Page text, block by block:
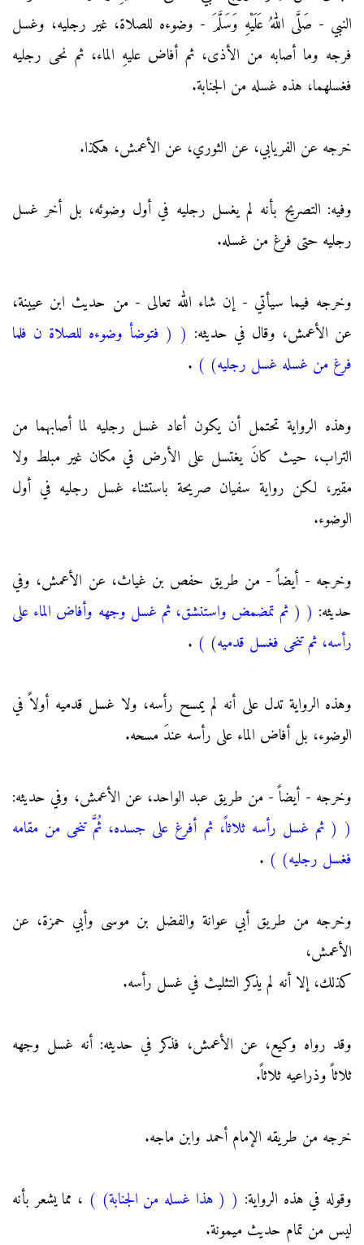
النبي - صَلَّى اللهُ عَلَيْهِ وَسَلَّمَ - وضوءه للصلاة، غير رجليه، وغسل
فرجه وما أصابه من الأذى، ثم أفاض عليهِ الماء، ثم نحى رجليه
فغسلهما، هذه غسله من الجنابة.
خرجه عن الفريابي، عن الثوري، عن الأعمش، هكذا.
وفيه: التصريح بأنه لم يغسل رجليه في أول وضوئه، بل أخر غسل
رجليه حتى فرغ من غسله.
وخرجه فيما سيأتي - إن شاء الله تعالى - من حديث ابن عيينة،
عن الأعمش، وقال في حديثه: ( ( فتوضأ وضوءه للصلاة ن فلما
فرغ من غسله غسل رجليه) )
.
وهذه الرواية تحتمل أن يكون أعاد غسل رجليه لما أصابهما من
التراب، حيث كانَ يغتسل على الأرض في مكان غير مبلط ولا
مقير، لكن رواية سفيان صريحة باستثناء غسل رجليه في أول
الوضوء.
وخرجه - أيضاً - من طريق حفص بن غياث، عن الأعمش، وفي
حديثه: ( ( ثم تمضمض واستنشق، ثم غسل وجهه وأفاض الماء على
رأسه، ثم تنحى فغسل قدميه) )
.
وهذه الرواية تدل على أنه لم يمسح رأسه، ولا غسل قدميه أولاً في
الوضوء، بل أفاض الماء على رأسه عندَ مسحه.
وخرجه - أيضاً - من طريق عبد الواحد، عن الأعمش، وفي حديثه:
( ( ثم غسل رأسه ثلاثاً، ثم أفرغ على جسده، ثُمَّ تنحى من مقامه
فغسل رجليه) )
.
وخرجه من طريق أبي عوانة والفضل بن موسى وأبي حمزة، عن
الأعمش،
كذلك، إلا أنه لم يذكر التثليث في غسل رأسه.
وقد رواه وكيع، عن الأعمش، فذكر في حديثه: أنه غسل وجهه
ثلاثاً وذراعيه ثلاثاً.
خرجه من طريقه الإمام أحمد وابن ماجه.
وقوله في هذه الرواية: ( ( هذا غسله من الجنابة) ) ، مما يشعر بأنه
ليس من تمام حديث ميمونة.